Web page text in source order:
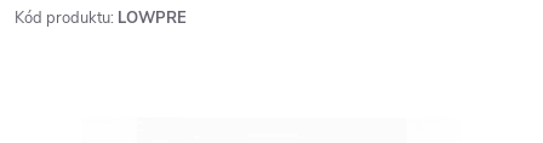
Kód produktu: LOWPRE